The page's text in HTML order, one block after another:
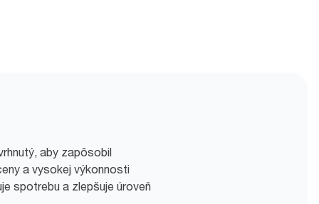
aby zapôsobil
a vysokej výkonnosti
spotrebu a zlepšuje úroveň